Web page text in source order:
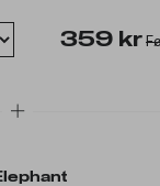
359 kr